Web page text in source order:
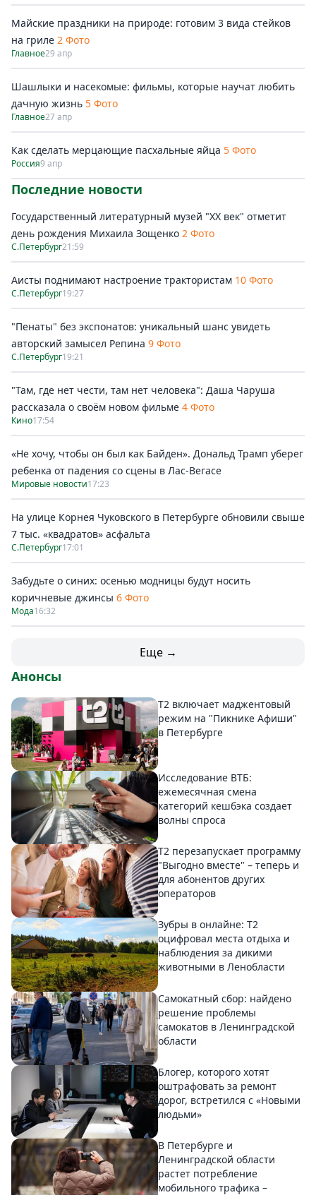
Майские праздники на природе: готовим 3 вида стейков
на гриле 2 Фото
Главное29 апр
Шашлыки и насекомые: фильмы, которые научат любить
дачную жизнь 5 Фото
Главное27 апр
Как сделать мерцающие пасхальные яйца 5 Фото
Россия9 апр
Последние новости
Государственный литературный музей "ХХ век" отметит
день рождения Михаила Зощенко 2 Фото
С.Петербург21:59
Аисты поднимают настроение трактористам 10 Фото
С.Петербург19:27
"Пенаты" без экспонатов: уникальный шанс увидеть
авторский замысел Репина 9 Фото
С.Петербург19:21
"Там, где нет чести, там нет человека": Даша Чаруша
рассказала о своём новом фильме 4 Фото
Кино17:54
«Не хочу, чтобы он был как Байден». Дональд Трамп уберег
ребенка от падения со сцены в Лас-Вегасе
Мировые новости17:23
На улице Корнея Чуковского в Петербурге обновили свыше
7 тыс. «квадратов» асфальта
С.Петербург17:01
Забудьте о синих: осенью модницы будут носить
коричневые джинсы 6 Фото
Мода16:32
Еще →
Анонсы
Т2 включает маджентовый
режим на "Пикнике Афиши"
в Петербурге
Исследование ВТБ:
ежемесячная смена
категорий кешбэка создает
волны спроса
Т2 перезапускает программу
"Выгодно вместе" – теперь и
для абонентов других
операторов
Зубры в онлайне: Т2
оцифровал места отдыха и
наблюдения за дикими
животными в Ленобласти
Самокатный сбор: найдено
решение проблемы
самокатов в Ленинградской
области
Блогер, которого хотят
оштрафовать за ремонт
дорог, встретился с «Новыми
людьми»
В Петербурге и
Ленинградской области
растет потребление
мобильного трафика –